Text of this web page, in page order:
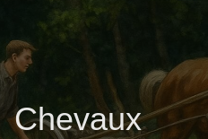
Chevaux